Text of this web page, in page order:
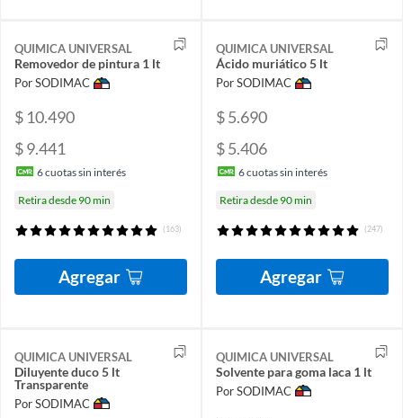
QUIMICA UNIVERSAL
Removedor de pintura 1 lt
Por SODIMAC
$ 10.490
$ 9.441
6cuotas sin interés
Retira desde 90 min
(163)
Agregar
QUIMICA UNIVERSAL
Ácido muriático 5 lt
Por SODIMAC
$ 5.690
$ 5.406
6cuotas sin interés
Retira desde 90 min
(247)
Agregar
QUIMICA UNIVERSAL
Diluyente duco 5 lt
Transparente
Por SODIMAC
QUIMICA UNIVERSAL
Solvente para goma laca 1 lt
Por SODIMAC